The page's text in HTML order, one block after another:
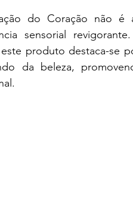
do Coração não é
sensorial
produto destaca-se
da beleza,